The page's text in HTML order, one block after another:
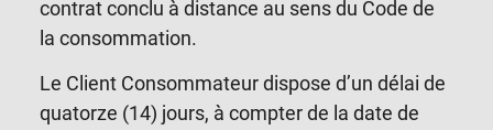
contrat conclu à distance au sens du Code de
la consommation.
Le Client Consommateur dispose d’un délai de
quatorze (14) jours, à compter de la date de